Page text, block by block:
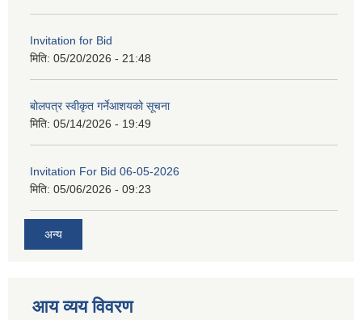
Invitation for Bid
मिति: 05/20/2026 - 21:48
बोलपत्र स्वीकृत गर्नेआशयको सूचना
मिति: 05/14/2026 - 19:49
Invitation For Bid 06-05-2026
मिति: 05/06/2026 - 09:23
अन्य
आय व्यय विवरण